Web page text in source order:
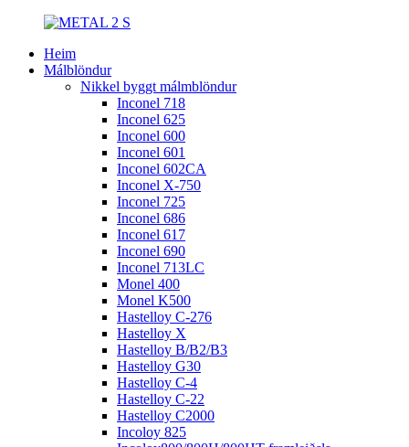
Heim
Málblöndur
Nikkel byggt málmblöndur
Inconel 718
Inconel 625
Inconel 600
Inconel 601
Inconel 602CA
Inconel X-750
Inconel 725
Inconel 686
Inconel 617
Inconel 690
Inconel 713LC
Monel 400
Monel K500
Hastelloy C-276
Hastelloy X
Hastelloy B/B2/B3
Hastelloy G30
Hastelloy C-4
Hastelloy C-22
Hastelloy C2000
Incoloy 825